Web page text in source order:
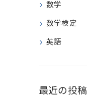
数学
数学検定
英語
最近の投稿